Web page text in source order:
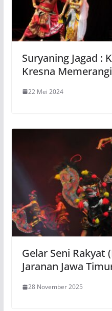
Suryaning Jagad :
Kresna
22 Mei 2024
Gelar Seni Rakyat
Jaranan Jawa
28 November 2025